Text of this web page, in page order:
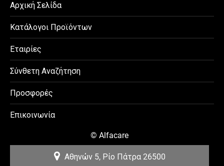
Αρχική Σελίδα
Κατάλογοι Προϊόντων
Εταιρίες
Σύνθετη Αναζήτηση
Προσφορές
Επικοινωνία
© Alfacare
Αθηνών 5, Ρίο Πάτρα 26500